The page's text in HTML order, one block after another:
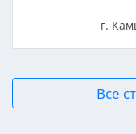
г.
Все